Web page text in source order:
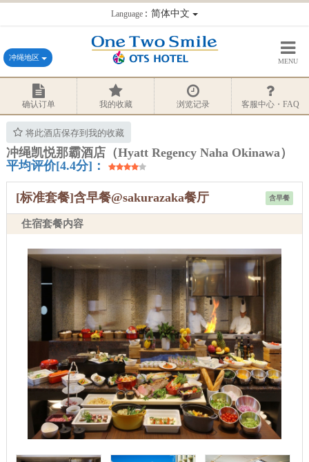
Language：简体中文
冲绳地区 MENU
确认订单 我的收藏 浏览记录 客服中心・FAQ
将此酒店保存到我的收藏
冲绳凯悦那霸酒店（Hyatt Regency Naha Okinawa）
平均评价[4.4分]：
含早餐
[标准套餐]含早餐@sakurazaka餐厅
住宿套餐内容